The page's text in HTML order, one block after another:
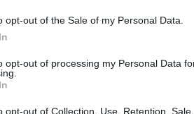
opt-out of the Sale of my Personal Data.
opt-out of processing my Personal Data
opt-out of Collection, Use, Retention,